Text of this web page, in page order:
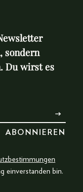
sondern
Du wirst es
einverstanden bin.